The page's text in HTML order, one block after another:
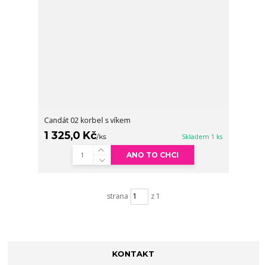
Candát 02 korbel s víkem
1 325,0 Kč/ks Skladem 1 ks
ANO TO CHCI
strana z 1
KONTAKT